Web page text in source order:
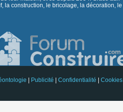
la construction, le bricolage, la décoration, le
Publicité Confidentialité
Cookies